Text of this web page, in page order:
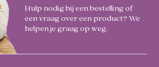
Hulp nodig bij een bestelling of
een vraag over een product? We
helpen je graag op weg.